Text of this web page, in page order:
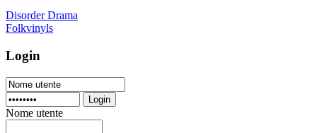
Disorder Drama
Folkvinyls
Login
Login
Nome utente